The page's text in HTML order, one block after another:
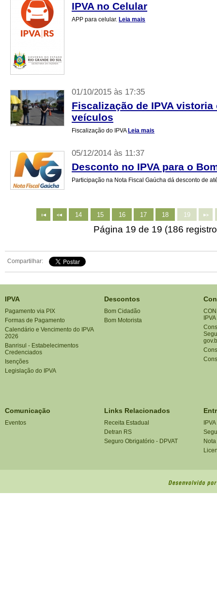
IPVA no Celular
APP para celular. Leia mais
01/10/2015 às 17:35
Fiscalização de IPVA
veículos
Fiscalização do IPVA Leia mais
05/12/2014 às 11:37
Desconto no IPVA para o
Participação na Nota Fiscal Gaúcha dá desconto de
14 15 16 17 18 19
Página 19 de 19 (186
Compartilhar:
IPVA
Pagamento via PIX
Formas de Pagamento
Calendário e Vencimento do IPVA
2026
Banrisul - Estabelecimentos
Credenciados
Isenções
Legislação do IPVA
Descontos
Bom Cidadão
Bom Motorista
Comunicação
Eventos
Links Relacionados
Receita Estadual
Detran RS
Seguro Obrigatório - DPVAT